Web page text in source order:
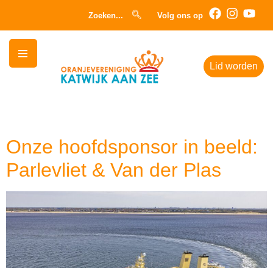
Zoeken... Volg ons op
Lid worden
Onze hoofdsponsor in beeld:
Parlevliet & Van der Plas